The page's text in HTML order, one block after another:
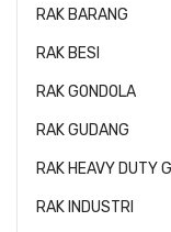
RAK BARANG
RAK BESI
RAK GONDOLA
RAK GUDANG
RAK HEAVY DUTY
RAK INDUSTRI